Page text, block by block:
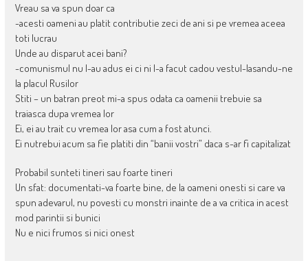
Vreau sa va spun doar ca
-acesti oameni au platit contributie zeci de ani si pe vremea aceea
toti lucrau
Unde au disparut acei bani?
-comunismul nu l-au adus ei ci ni l-a facut cadou vestul-lasandu-ne
la placul Rusilor
Stiti – un batran preot mi-a spus odata ca oamenii trebuie sa
traiasca dupa vremea lor
Ei, ei au trait cu vremea lor asa cum a fost atunci.
Ei nutrebui acum sa fie platiti din “banii vostri” daca s-ar fi capitalizat
Probabil sunteti tineri sau foarte tineri
Un sfat: documentati-va foarte bine, de la oameni onesti si care va
spun adevarul, nu povesti cu monstri inainte de a va critica in acest
mod parintii si bunici
Nu e nici frumos si nici onest